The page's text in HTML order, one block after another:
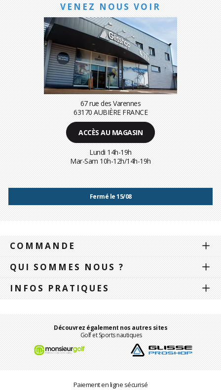
VENEZ NOUS VOIR
67 rue des Varennes
63170 AUBIÈRE FRANCE
ACCÈS AU MAGASIN
Lundi 14h-19h
Mar-Sam 10h-12h/14h-19h
Fermé le 15/08
COMMANDE
QUI SOMMES NOUS ?
INFOS PRATIQUES
Découvrez également nos autres sites
Golf et Sports nautiques
Paiement en ligne sécurisé